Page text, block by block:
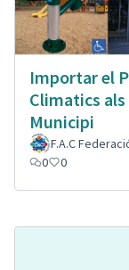
Importar el
Climatics
Municipi
F.A.C
0
0